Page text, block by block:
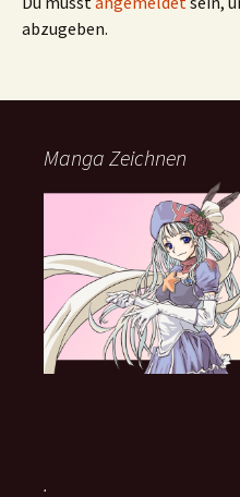
abzugeben.
Manga Zeichnen
.